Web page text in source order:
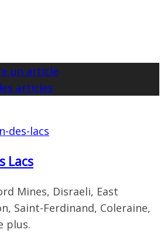
un article
articles
Lacs
Mines, Disraeli, East
Saint-Ferdinand, Coleraine,
plus.